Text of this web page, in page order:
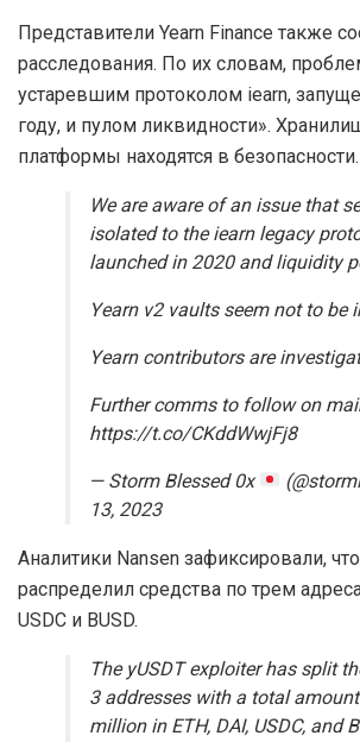
Представители Yearn Finance также
расследования. По их словам,
устаревшим протоколом iearn,
году, и пулом ликвидности».
платформы находятся в безопасности.
We are aware of an issue that
isolated to the iearn legacy
launched in 2020 and liquidity
Yearn v2 vaults seem not to be
Yearn contributors are
Further comms to follow on
https://t.co/CKddWwjFj8
— Storm Blessed 0x
13, 2023
Аналитики Nansen зафиксировали,
распределил средства по трем
USDC и BUSD.
The yUSDT exploiter has split
3 addresses with a total
million in ETH, DAI, USDC, and